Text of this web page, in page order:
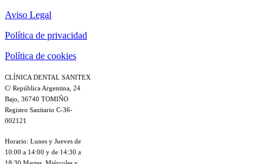
Aviso Legal
Política de privacidad
Política de cookies
CLÍNICA DENTAL SANITEX
C/ República Argentina, 24
Bajo, 36740 TOMIÑO
Registro Sanitario C-36-
002121
Horario: Lunes y Jueves de
10:00 a 14:00 y de 14:30 a